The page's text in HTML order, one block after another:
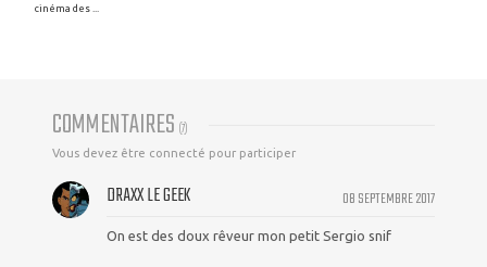
cinéma des ...
COMMENTAIRES (7)
Vous devez être connecté pour participer
08 SEPTEMBRE 2017
DRAXX LE GEEK
On est des doux rêveur mon petit Sergio snif